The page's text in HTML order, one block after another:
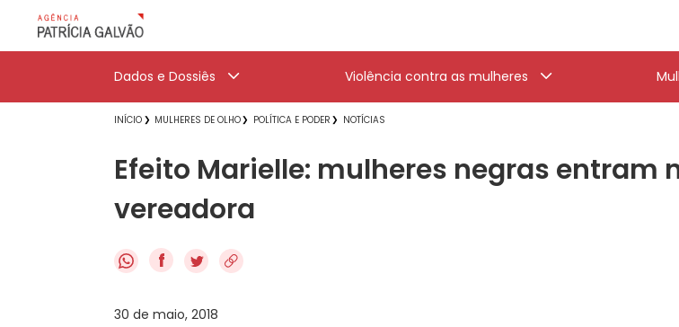
Dados e Dossiês Violência contra as mulheres
INÍCIO MULHERES DE OLHO POLÍTICA E PODER NOTÍCIAS
Efeito Marielle: mulheres negras entram
vereadora
f
30 de maio, 2018